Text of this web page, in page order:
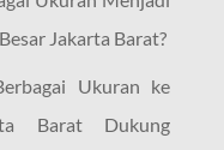
Jakarta Barat?
Ukuran ke
Barat Dukung